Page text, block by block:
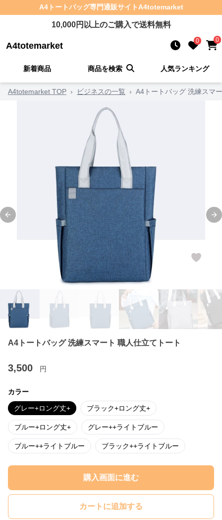
A4トートバッグ専門通販サイト A4totemarket
10,000円以上のご購入で送料無料
A4totemarket 0 0
新着商品 商品を検索 人気ランキング
A4totemarket TOP › ビジネスの一覧 › A4トートバッグ 洗練スマ
Previous slide
A4トートバッグ 洗練スマート 職人仕立てトート
3,500 円
カラー
グレー+ロング丈+ ブラック+ロング丈+
ブルー+ロング丈+ グレー++ライトブルー
ブルー++ライトブルー ブラック++ライトブルー
購入画面に進む
カートに追加する